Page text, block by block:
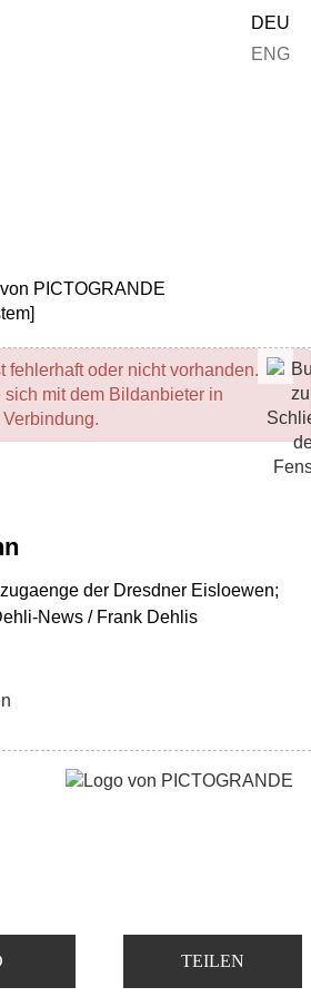
DEU
ENG
TEILEN
fehlerhaft oder nicht vorhanden.
sich mit dem Bildanbieter in
Verbindung.
der Dresdner Eisloewen;
News / Frank Dehlis